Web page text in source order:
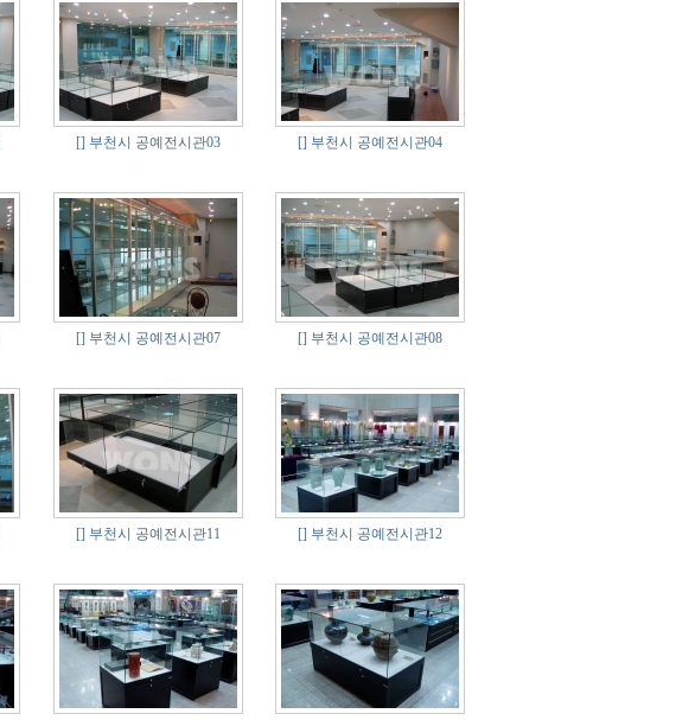
[] 부천시 공예전시관03 [] 부천시 공예전시관04
[] 부천시 공예전시관07 [] 부천시 공예전시관08
[] 부천시 공예전시관11 [] 부천시 공예전시관12